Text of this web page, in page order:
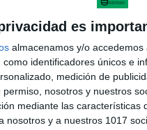
es
almacenamos y/o
identificadores únicos e
medición de
permiso, nosotros y nuestros
mediante las características
nosotros y a nuestros 1017
actividades interactivas